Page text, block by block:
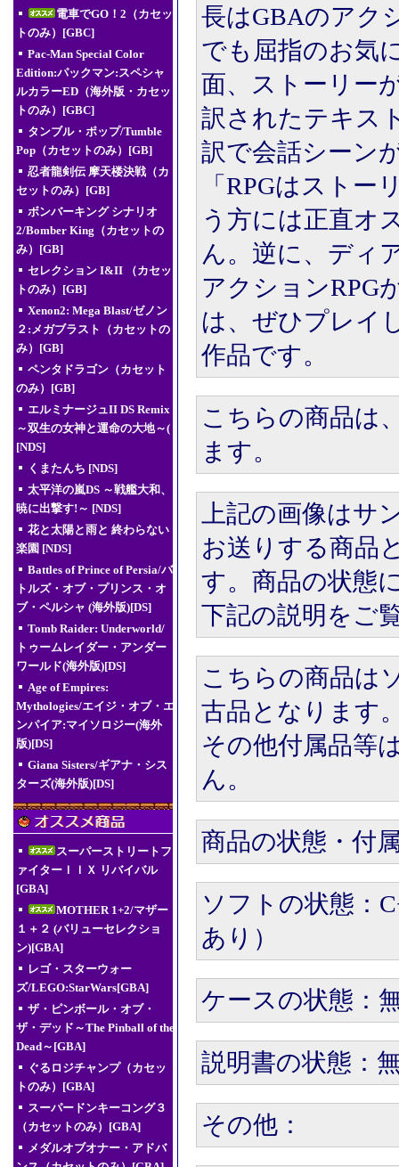
電車でGO！2（カセッ
トのみ）[GBC]
Pac-Man Special Color
Edition:パックマン:スペシャ
ルカラーED（海外版・カセッ
トのみ）[GBC]
タンブル・ポップ/Tumble
Pop（カセットのみ）[GB]
忍者龍剣伝 摩天楼決戦（カ
セットのみ）[GB]
ボンバーキング シナリオ
2/Bomber King（カセットの
み）[GB]
セレクション I&II （カセッ
トのみ）[GB]
Xenon2: Mega Blast/ゼノン
２:メガブラスト（カセットの
み）[GB]
ペンタドラゴン（カセット
のみ）[GB]
エルミナージュII DS Remix
～双生の女神と運命の大地～(
[NDS]
くまたんち [NDS]
太平洋の嵐DS ～戦艦大和、
暁に出撃す!～ [NDS]
花と太陽と雨と 終わらない
楽園 [NDS]
Battles of Prince of Persia/バ
トルズ・オブ・プリンス・オ
ブ・ペルシャ (海外版)[DS]
Tomb Raider: Underworld/
トゥームレイダー・アンダー
ワールド(海外版)[DS]
Age of Empires:
Mythologies/エイジ・オブ・エ
ンパイア:マイソロジー(海外
版)[DS]
Giana Sisters/ギアナ・シス
ターズ(海外版)[DS]
スーパーストリートフ
ァイターＩＩＸ リバイバル
[GBA]
MOTHER 1+2/マザー
１＋２ (バリューセレクショ
ン)[GBA]
レゴ・スターウォー
ズ/LEGO:StarWars[GBA]
ザ・ピンボール・オブ・
ザ・デッド～The Pinball of the
Dead～[GBA]
ぐるロジチャンプ（カセッ
トのみ）[GBA]
スーパードンキーコング３
（カセットのみ）[GBA]
メダルオブオナー・アドバ
長はGBAのアク
でも屈指のお気
面、ストーリー
訳されたテキス
訳で会話シーン
「RPGはストー
う方には正直オ
ん。逆に、ディ
アクションRPG
は、ぜひプレイ
作品です。
こちらの商品は
ます。
上記の画像はサ
お送りする商品
す。商品の状態
下記の説明をご
こちらの商品は
古品となります
その他付属品等
ん。
商品の状態・付
ソフトの状態：
あり）
ケースの状態：
説明書の状態：
その他：